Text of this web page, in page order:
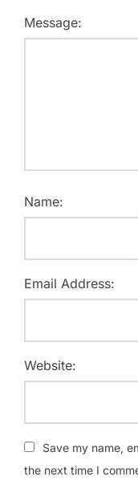
Message:
Name:
Email Address:
Website:
Save my name,
the next time I